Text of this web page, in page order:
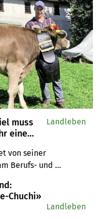
muss
eine
von seiner
Berufs- und
Landleben
Chuchi»
Landleben